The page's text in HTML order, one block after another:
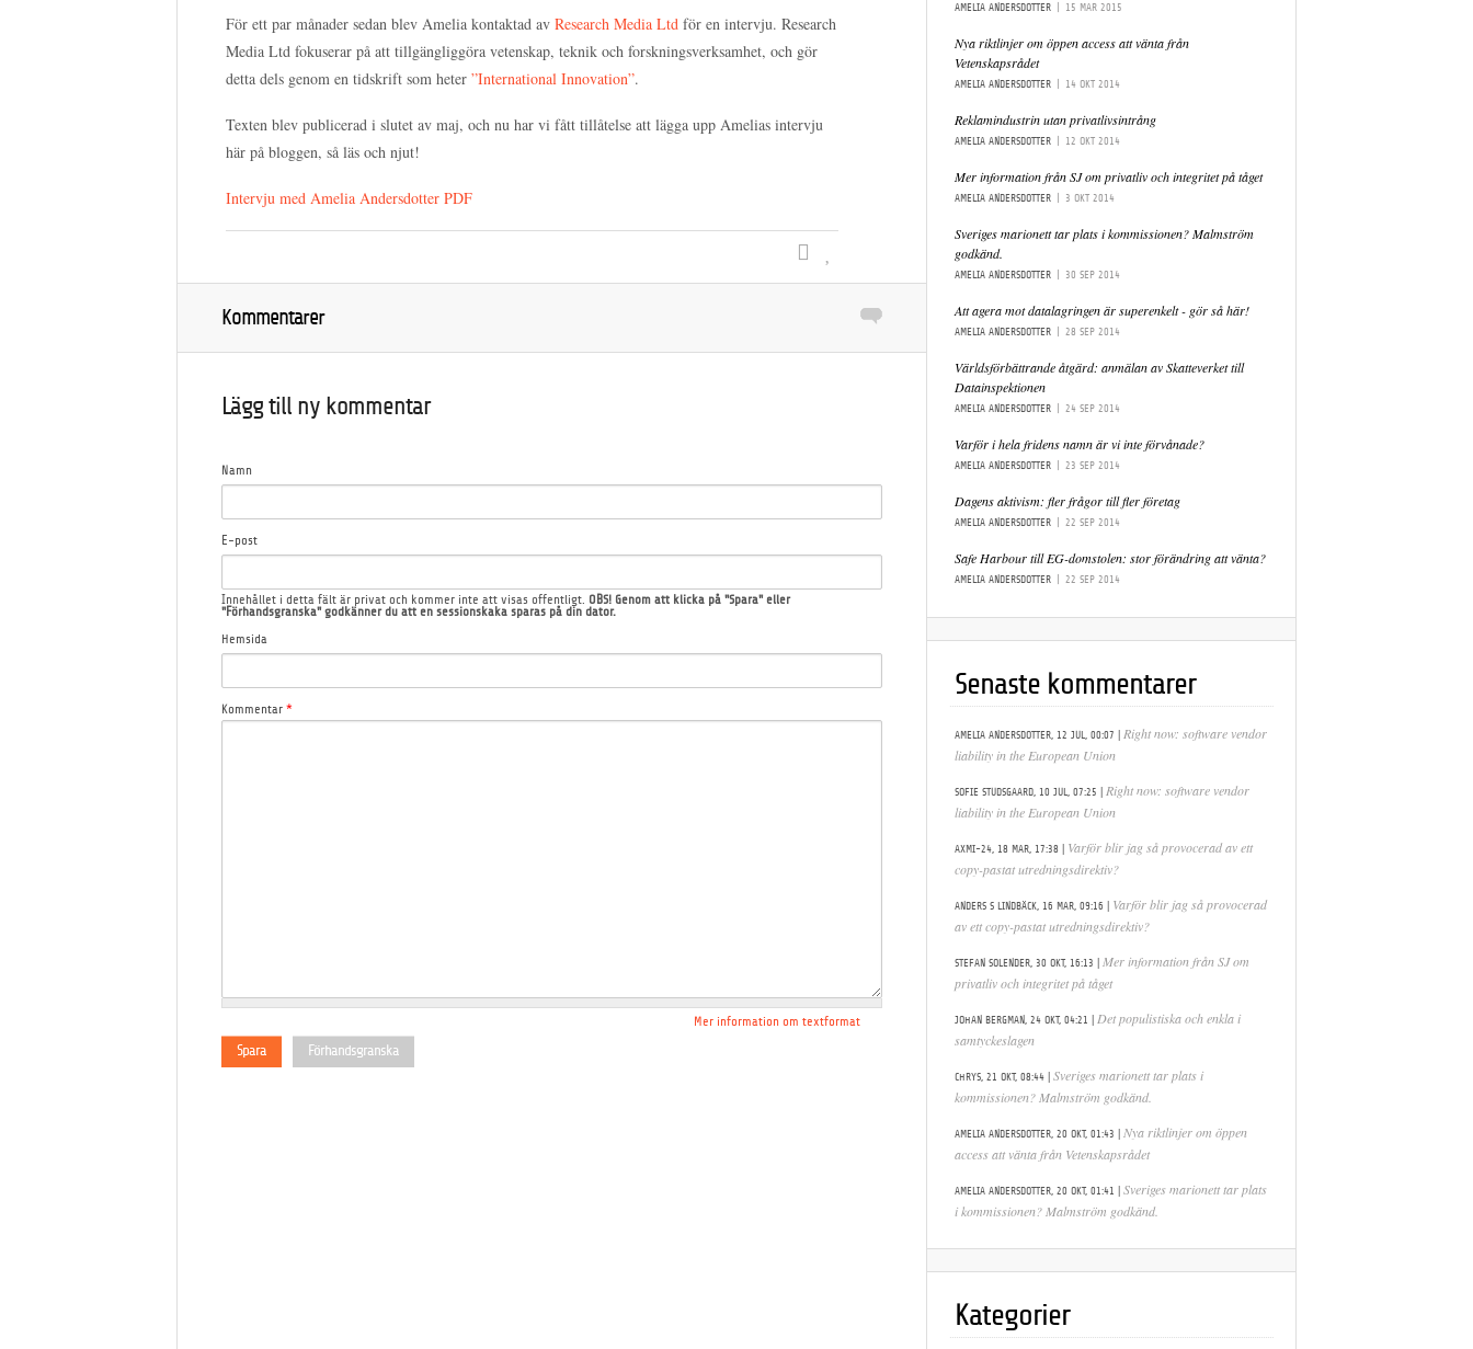
För ett par månader sedan blev Amelia kontaktad av Research Media Ltd för en intervju. Research
Media Ltd fokuserar på att tillgängliggöra vetenskap, teknik och forskningsverksamhet, och gör
detta dels genom en tidskrift som heter ”International Innovation”.
Texten blev publicerad i slutet av maj, och nu har vi fått tillåtelse att lägga upp Amelias intervju
här på bloggen, så läs och njut!
Intervju med Amelia Andersdotter PDF
Kommentarer
Lägg till ny kommentar
Namn
E-post
Innehållet i detta fält är privat och kommer inte att visas offentligt. OBS! Genom att klicka på "Spara" eller
"Förhandsgranska" godkänner du att en sessionskaka sparas på din dator.
Hemsida
Kommentar *
Mer information om textformat
AMELIA ANDERSDOTTER 15 MAR 2015
Nya riktlinjer om öppen access att vänta från
Vetenskapsrådet
AMELIA ANDERSDOTTER 14 OKT 2014
Reklamindustrin utan privatlivsintrång
AMELIA ANDERSDOTTER 12 OKT 2014
Mer information från SJ om privatliv och integritet på tåget
AMELIA ANDERSDOTTER 3 OKT 2014
Sveriges marionett tar plats i kommissionen? Malmström
godkänd.
AMELIA ANDERSDOTTER 30 SEP 2014
Att agera mot datalagringen är superenkelt - gör så här!
AMELIA ANDERSDOTTER 28 SEP 2014
Världsförbättrande åtgärd: anmälan av Skatteverket till
Datainspektionen
AMELIA ANDERSDOTTER 24 SEP 2014
Varför i hela fridens namn är vi inte förvånade?
AMELIA ANDERSDOTTER 23 SEP 2014
Dagens aktivism: fler frågor till fler företag
AMELIA ANDERSDOTTER 22 SEP 2014
Safe Harbour till EG-domstolen: stor förändring att vänta?
AMELIA ANDERSDOTTER 22 SEP 2014
Senaste kommentarer
AMELIA ANDERSDOTTER, 12 JUL, 00:07 | Right now: software vendor
liability in the European Union
SOFIE STUDSGAARD, 10 JUL, 07:25 | Right now: software vendor
liability in the European Union
AXMI-24, 18 MAR, 17:38 | Varför blir jag så provocerad av ett
copy-pastat utredningsdirektiv?
ANDERS S LINDBÄCK, 16 MAR, 09:16 | Varför blir jag så provocerad
av ett copy-pastat utredningsdirektiv?
STEFAN SOLENDER, 30 OKT, 16:13 | Mer information från SJ om
privatliv och integritet på tåget
JOHAN BERGMAN, 24 OKT, 04:21 | Det populistiska och enkla i
samtyckeslagen
CHRYS, 21 OKT, 08:44 | Sveriges marionett tar plats i
kommissionen? Malmström godkänd.
AMELIA ANDERSDOTTER, 20 OKT, 01:43 | Nya riktlinjer om öppen
access att vänta från Vetenskapsrådet
AMELIA ANDERSDOTTER, 20 OKT, 01:41 | Sveriges marionett tar plats
i kommissionen? Malmström godkänd.
Kategorier